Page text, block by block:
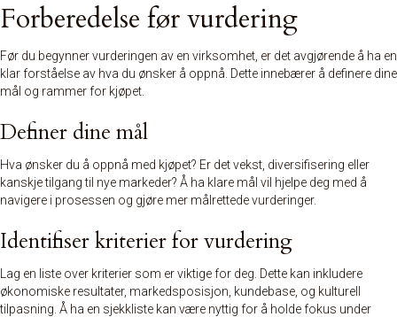
Forberedelse før vurdering
Før du begynner vurderingen av en virksomhet, er det avgjørende å ha en
klar forståelse av hva du ønsker å oppnå. Dette innebærer å definere dine
mål og rammer for kjøpet.
Definer dine mål
Hva ønsker du å oppnå med kjøpet? Er det vekst, diversifisering eller
kanskje tilgang til nye markeder? Å ha klare mål vil hjelpe deg med å
navigere i prosessen og gjøre mer målrettede vurderinger.
Identifiser kriterier for vurdering
Lag en liste over kriterier som er viktige for deg. Dette kan inkludere
økonomiske resultater, markedsposisjon , kundebase, og kulturell
tilpasning. Å ha en sjekkliste kan være nyttig for å holde fokus under